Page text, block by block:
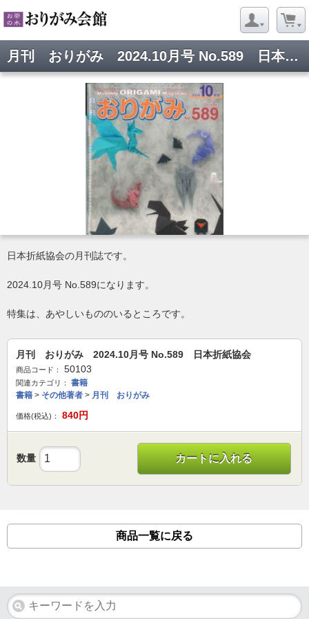
月刊 おりがみ 2024.10月号 No.589 日本折紙協会
日本折紙協会の月刊誌です。
2024.10月号 No.589になります。
特集は、あやしいもののいるところです。
月刊 おりがみ 2024.10月号 No.589 日本折紙協会
商品コード： 50103
関連カテゴリ：
書籍
書籍 > その他著者 > 月刊 おりがみ
価格(税込)： 840円
数量 カートに入れる
商品一覧に戻る